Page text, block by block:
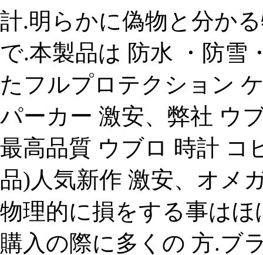
計.明らかに偽物と分か
で.本製品は 防水 ・防雪
たフルプロテクション
パーカー 激安、弊社 ウ
最高品質 ウブロ 時計 コ
品)人気新作 激安、オメ
物理的に損をする事は
購入の際に多くの 方.ブ